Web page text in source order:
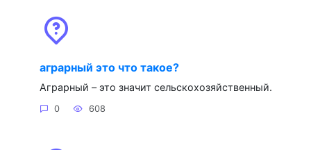
аграрный это что такое?
Аграрный – это значит сельскохозяйственный.
0 608